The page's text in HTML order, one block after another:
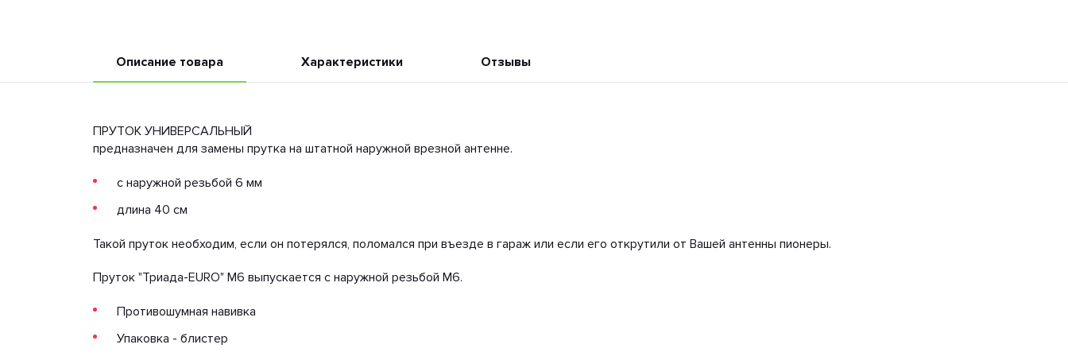
Описание товара Характеристики Отзывы
ПРУТОК УНИВЕРСАЛЬНЫЙ
предназначен для замены прутка на штатной наружной врезной антенне.
с наружной резьбой 6 мм
длина 40 см
Такой пруток необходим, если он потерялся, поломался при въезде в гараж или если его открутили от Вашей антенны пионеры.
Пруток "Триада-EURO" М6 выпускается с наружной резьбой М6.
Противошумная навивка
Упаковка - блистер